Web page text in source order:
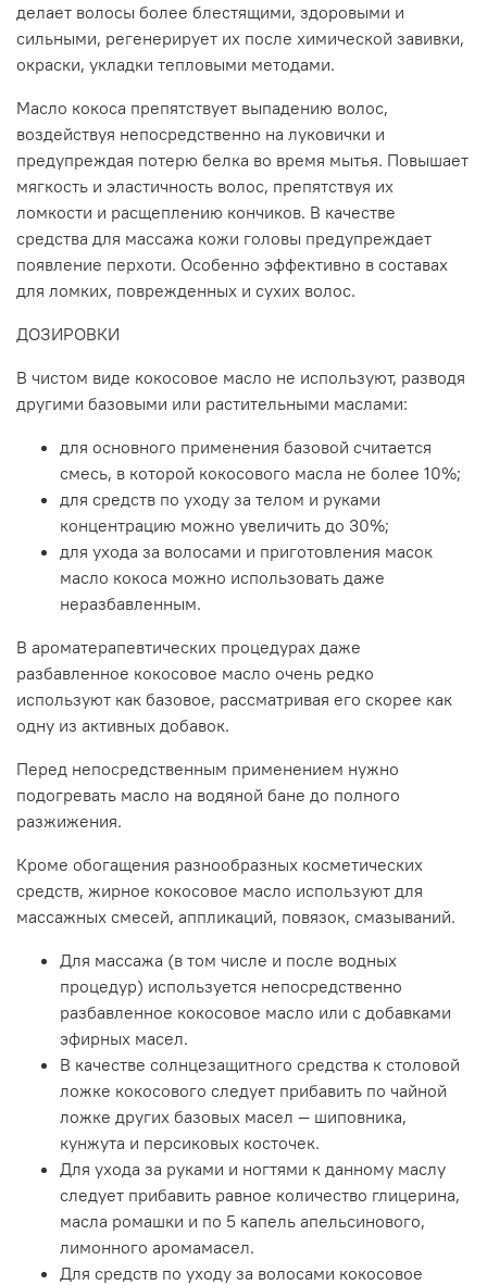
делает волосы более блестящими, здоровыми и
сильными, регенерирует их после химической завивки,
окраски, укладки тепловыми методами.
Масло кокоса препятствует выпадению волос,
воздействуя непосредственно на луковички и
предупреждая потерю белка во время мытья. Повышает
мягкость и эластичность волос, препятствуя их
ломкости и расщеплению кончиков. В качестве
средства для массажа кожи головы предупреждает
появление перхоти. Особенно эффективно в составах
для ломких, поврежденных и сухих волос.
ДОЗИРОВКИ
В чистом виде кокосовое масло не используют, разводя
другими базовыми или растительными маслами:
для основного применения базовой считается
смесь, в которой кокосового масла не более 10%;
для средств по уходу за телом и руками
концентрацию можно увеличить до 30%;
для ухода за волосами и приготовления масок
масло кокоса можно использовать даже
неразбавленным.
В ароматерапевтических процедурах даже
разбавленное кокосовое масло очень редко
используют как базовое, рассматривая его скорее как
одну из активных добавок.
Перед непосредственным применением нужно
подогревать масло на водяной бане до полного
разжижения.
Кроме обогащения разнообразных косметических
средств, жирное кокосовое масло используют для
массажных смесей, аппликаций, повязок, смазываний.
Для массажа (в том числе и после водных
процедур) используется непосредственно
разбавленное кокосовое масло или с добавками
эфирных масел.
В качестве солнцезащитного средства к столовой
ложке кокосового следует прибавить по чайной
ложке других базовых масел — шиповника,
кунжута и персиковых косточек.
Для ухода за руками и ногтями к данному маслу
следует прибавить равное количество глицерина,
масла ромашки и по 5 капель апельсинового,
лимонного аромамасел.
Для средств по уходу за волосами кокосовое